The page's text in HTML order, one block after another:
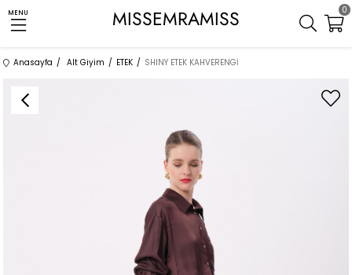
MENU MISSEMRAMISS 0
Anasayfa Alt Giyim ETEK SHINY ETEK KAHVERENGİ